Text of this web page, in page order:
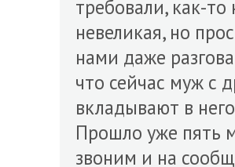
требовали, как-
невеликая, но
нами даже
что сейчас муж с
вкладывают в
Прошло уже пять
звоним и на